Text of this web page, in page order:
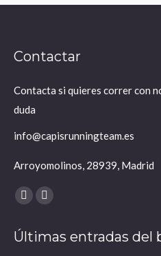
Contactar
Contacta si quieres correr con
duda
info@capisrunningteam.es
Arroyomolinos, 28939, Madrid
Encuéntranos en:
X
se
Instagram
se
Últimas entradas del